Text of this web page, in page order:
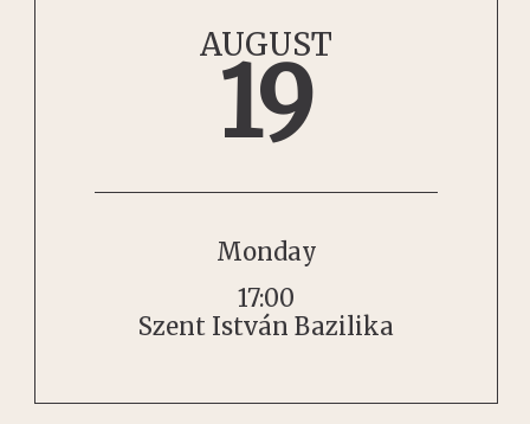
AUGUST
19
Monday
17:00
Szent István Bazilika